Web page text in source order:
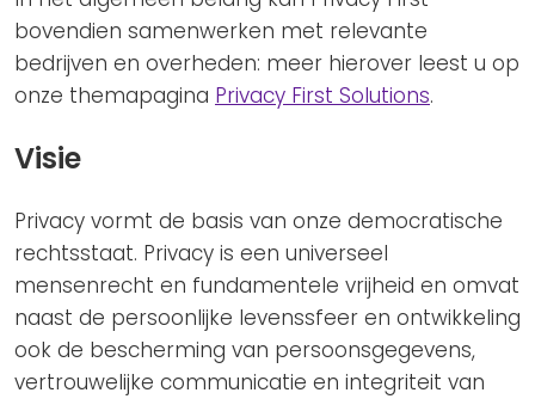
bovendien samenwerken met relevante
bedrijven en overheden: meer hierover leest u op
onze themapagina Privacy First Solutions.
Visie
Privacy vormt de basis van onze democratische
rechtsstaat. Privacy is een universeel
mensenrecht en fundamentele vrijheid en omvat
naast de persoonlijke levenssfeer en ontwikkeling
ook de bescherming van persoonsgegevens,
vertrouwelijke communicatie en integriteit van